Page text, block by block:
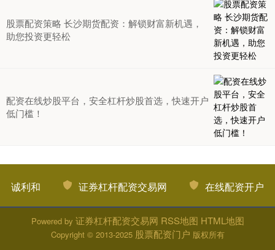
股票配资策略 长沙期货配资：解锁财富新机遇，
助您投资更轻松
配资在线炒股平台，安全杠杆炒股首选，快速开户
低门槛！
诚利和 证券杠杆配资交易网 在线配资开户
Powered by 证券杠杆配资交易网 RSS地图 HTML地图
Copyright © 2013-2025 股票配资门户 版权所有